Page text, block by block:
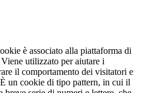
è associato alla piattaforma di
utilizzato per aiutare i
il comportamento dei visitatori e
un cookie di tipo pattern, in cui il